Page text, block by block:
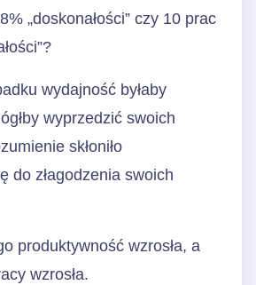
„doskonałości” czy 10 prac
wydajność byłaby
wyprzedzić swoich
skłoniło
do złagodzenia swoich
produktywność wzrosła, a
wzrosła.